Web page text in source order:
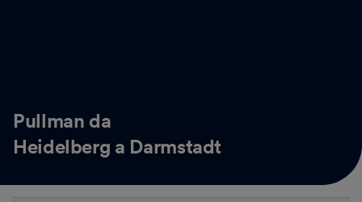
Pullman da
Heidelberg a Darmstadt